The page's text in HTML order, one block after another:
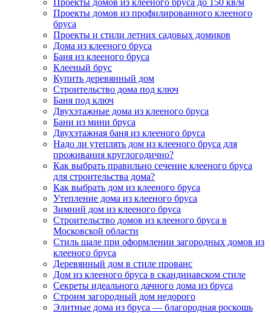
Проекты домов из клееного бруса до 150 кв/м
Проекты домов из профилированного клееного
бруса
Проекты и стили летних садовых домиков
Дома из клееного бруса
Баня из клееного бруса
Клееный брус
Купить деревянный дом
Строительство дома под ключ
Баня под ключ
Двухэтажные дома из клееного бруса
Бани из мини бруса
Двухэтажная баня из клееного бруса
Надо ли утеплять дом из клееного бруса для
проживания круглогодично?
Как выбрать правильно сечение клееного бруса
для строительства дома?
Как выбрать дом из клееного бруса
Утепление дома из клееного бруса
Зимний дом из клееного бруса
Строительство домов из клееного бруса в
Московской области
Стиль шале при оформлении загородных домов из
клееного бруса
Деревянный дом в стиле прованс
Дом из клееного бруса в скандинавском стиле
Секреты идеального дачного дома из бруса
Строим загородный дом недорого
Элитные дома из бруса — благородная роскошь